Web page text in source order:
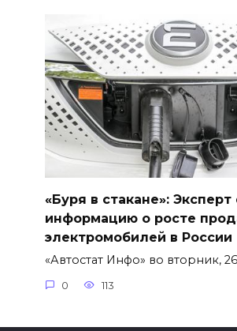
«Буря в стакане»:
информацию о росте
электромобилей в России
«Автостат Инфо» во вторник, 26
0 113